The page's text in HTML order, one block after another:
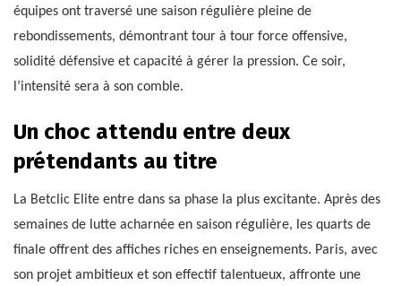
équipes ont traversé une saison régulière pleine de
rebondissements, démontrant tour à tour force offensive,
solidité défensive et capacité à gérer la pression. Ce soir,
l’intensité sera à son comble.
Un choc attendu entre deux
prétendants au titre
La Betclic Elite entre dans sa phase la plus excitante. Après des
semaines de lutte acharnée en saison régulière, les quarts de
finale offrent des affiches riches en enseignements. Paris, avec
son projet ambitieux et son effectif talentueux, affronte une